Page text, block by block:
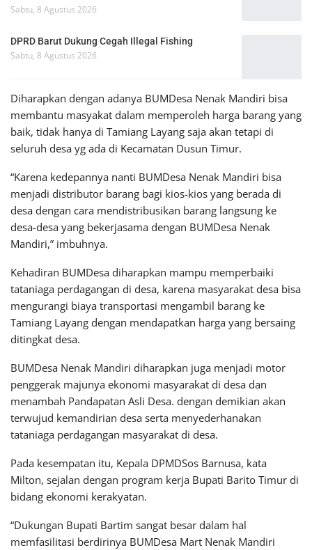
Sabtu, 8 Agustus 2026
DPRD Barut Dukung Cegah Illegal Fishing
Sabtu, 8 Agustus 2026
Diharapkan dengan adanya BUMDesa Nenak Mandiri bisa
membantu masyakat dalam memperoleh harga barang yang
baik, tidak hanya di Tamiang Layang saja akan tetapi di
seluruh desa yg ada di Kecamatan Dusun Timur.
“Karena kedepannya nanti BUMDesa Nenak Mandiri bisa
menjadi distributor barang bagi kios-kios yang berada di
desa dengan cara mendistribusikan barang langsung ke
desa-desa yang bekerjasama dengan BUMDesa Nenak
Mandiri,” imbuhnya.
Kehadiran BUMDesa diharapkan mampu memperbaiki
tataniaga perdagangan di desa, karena masyarakat desa bisa
mengurangi biaya transportasi mengambil barang ke
Tamiang Layang dengan mendapatkan harga yang bersaing
ditingkat desa.
BUMDesa Nenak Mandiri diharapkan juga menjadi motor
penggerak majunya ekonomi masyarakat di desa dan
menambah Pandapatan Asli Desa. dengan demikian akan
terwujud kemandirian desa serta menyederhanakan
tataniaga perdagangan masyarakat di desa.
Pada kesempatan itu, Kepala DPMDSos Barnusa, kata
Milton, sejalan dengan program kerja Bupati Barito Timur di
bidang ekonomi kerakyatan.
“Dukungan Bupati Bartim sangat besar dalam hal
memfasilitasi berdirinya BUMDesa Mart Nenak Mandiri